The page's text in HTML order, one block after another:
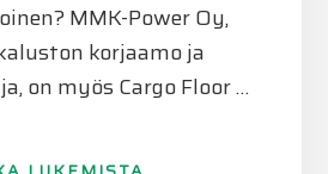
MMK-Power Oy,
korjaamo ja
on myös Cargo Floor …